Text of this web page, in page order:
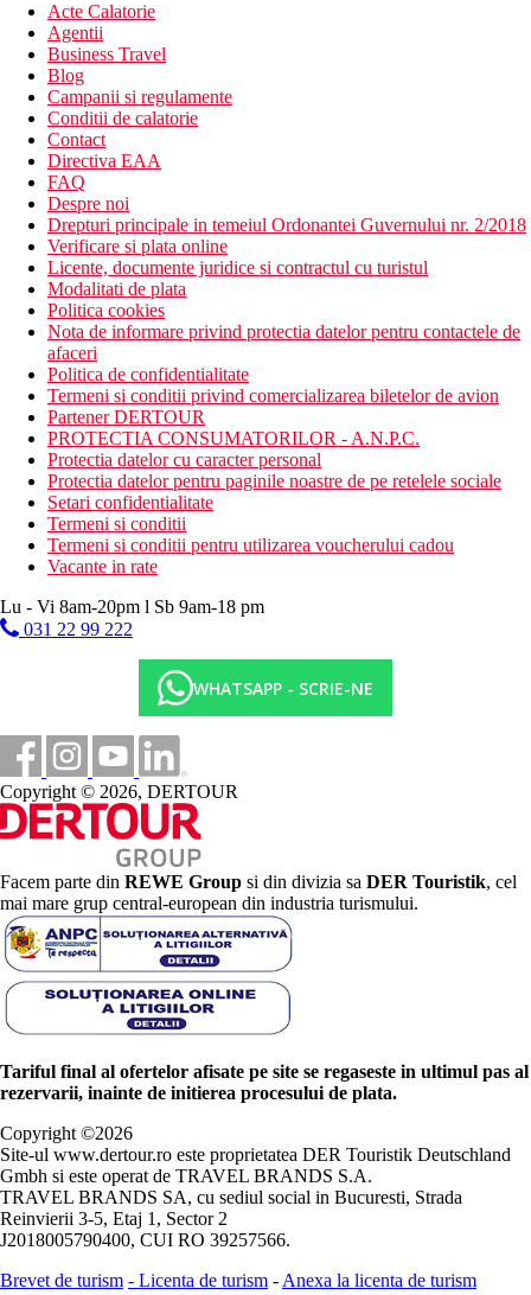
Acte Calatorie
Agentii
Business Travel
Blog
Campanii si regulamente
Conditii de calatorie
Contact
Directiva EAA
FAQ
Despre noi
Drepturi principale in temeiul Ordonantei Guvernului nr. 2/2018
Verificare si plata online
Licente, documente juridice si contractul cu turistul
Modalitati de plata
Politica cookies
Nota de informare privind protectia datelor pentru contactele de
afaceri
Politica de confidentialitate
Termeni si conditii privind comercializarea biletelor de avion
Partener DERTOUR
PROTECTIA CONSUMATORILOR - A.N.P.C.
Protectia datelor cu caracter personal
Protectia datelor pentru paginile noastre de pe retelele sociale
Setari confidentialitate
Termeni si conditii
Termeni si conditii pentru utilizarea voucherului cadou
Vacante in rate
Lu - Vi 8am-20pm l Sb 9am-18 pm
031 22 99 222
WHATSAPP - SCRIE-NE
Copyright © 2026, DERTOUR
Facem parte din REWE Group si din divizia sa DER Touristik, cel
mai mare grup central-european din industria turismului.
Tariful final al ofertelor afisate pe site se regaseste in ultimul pas al
rezervarii, inainte de initierea procesului de plata.
Copyright ©2026
Site-ul www.dertour.ro este proprietatea DER Touristik Deutschland
Gmbh si este operat de TRAVEL BRANDS S.A.
TRAVEL BRANDS SA, cu sediul social in Bucuresti, Strada
Reinvierii 3-5, Etaj 1, Sector 2
J2018005790400, CUI RO 39257566.
Brevet de turism - Licenta de turism - Anexa la licenta de turism